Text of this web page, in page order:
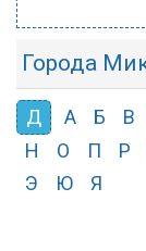
Города
Д А Б В
Н
О П Р
Э
Ю Я